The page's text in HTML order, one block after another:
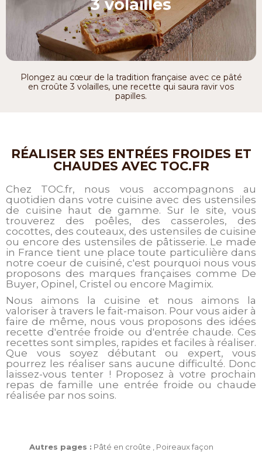
3 volailles
Plongez au cœur de la tradition française avec ce pâté
en croûte 3 volailles, une recette qui saura ravir vos
papilles.
RÉALISER SES ENTRÉES FROIDES ET
CHAUDES AVEC TOC.FR
Chez TOC.fr, nous vous accompagnons au
quotidien dans votre cuisine avec des ustensiles
de cuisine haut de gamme. Sur le site, vous
trouverez des poêles, des casseroles, des
cocottes, des couteaux, des ustensiles de cuisine
ou encore des ustensiles de pâtisserie. Le made
in France tient une place toute particulière dans
notre coeur de cuisiné, c'est pourquoi nous vous
proposons des marques françaises comme De
Buyer, Opinel, Cristel ou encore Magimix.
Nous aimons la cuisine et nous aimons la
valoriser à travers le fait-maison. Pour vous aider à
faire de même, nous vous proposons des idées
recette d'entrée froide ou d'entrée chaude. Ces
recettes sont simples, rapides et faciles à réaliser.
Que vous soyez débutant ou expert, vous
pourrez les réaliser sans aucune difficulté. Donc
laissez-vous tenter ! Proposez à votre prochain
repas de famille une entrée froide ou chaude
réalisée par nos soins.
Autres pages : Pâté en croûte
Poireaux façon